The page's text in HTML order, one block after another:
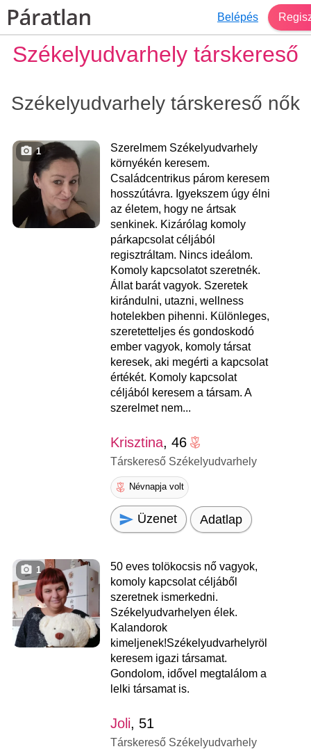
Belépés
Székelyudvarhely társkereső
Székelyudvarhely társkereső nők
1
Szerelmem Székelyudvarhely
környékén keresem.
Családcentrikus párom keresem
hosszútávra. Igyekszem úgy élni
az életem, hogy ne ártsak
senkinek. Kizárólag komoly
párkapcsolat céljából
regisztráltam. Nincs ideálom.
Komoly kapcsolatot szeretnék.
Állat barát vagyok. Szeretek
kirándulni, utazni, wellness
hotelekben pihenni. Különleges,
szeretetteljes és gondoskodó
ember vagyok, komoly társat
keresek, aki megérti a kapcsolat
értékét. Komoly kapcsolat
céljából keresem a társam. A
szerelmet nem...
Krisztina, 46
Társkereső Székelyudvarhely
Névnapja volt
Üzenet Adatlap
1
50 eves tolökocsis nő vagyok,
komoly kapcsolat céljáből
szeretnek ismerkedni.
Székelyudvarhelyen élek.
Kalandorok
kimeljenek!Székelyudvarhelyröl
keresem igazi társamat.
Gondolom, idővel megtalálom a
lelki társamat is.
Joli, 51
Társkereső Székelyudvarhely